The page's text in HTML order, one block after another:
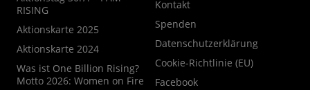
RISING
Aktionskarte 2025
Aktionskarte 2024
Was ist One Billion Rising?
Motto 2026: Women on Fire
Kontakt
Spenden
Datenschutzerklärung
Cookie-Richtlinie (EU)
Facebook